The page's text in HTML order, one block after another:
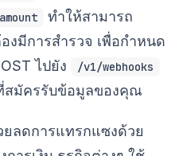
amount
ทำให้สามารถ
งมีการสำรวจ เพื่อกำหนด
ไปยัง
/v1/webhooks
สมัครรับข้อมูลของคุณ
ยลดการแทรกแซงด้วย